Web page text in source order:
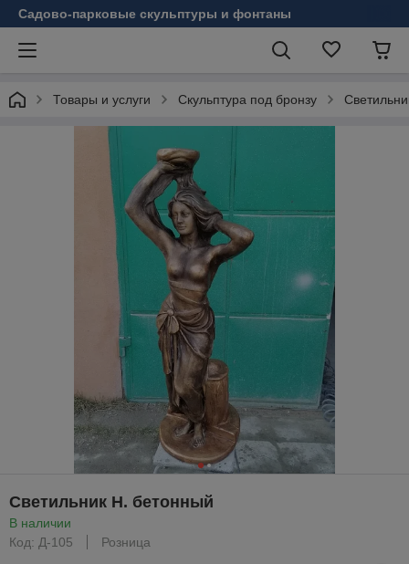
Садово-парковые скульптуры и фонтаны
Товары и услуги Скульптура под бронзу
Светильник Н. бетонный
В наличии
Код: Д-105
Розница